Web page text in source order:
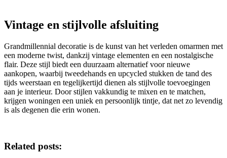
Vintage en stijlvolle afsluiting
Grandmillennial decoratie is de kunst van het verleden omarmen met
een moderne twist, dankzij vintage elementen en een nostalgische
flair. Deze stijl biedt een duurzaam alternatief voor nieuwe
aankopen, waarbij tweedehands en upcycled stukken de tand des
tijds weerstaan en tegelijkertijd dienen als stijlvolle toevoegingen
aan je interieur. Door stijlen vakkundig te mixen en te matchen,
krijgen woningen een uniek en persoonlijk tintje, dat net zo levendig
is als degenen die erin wonen.
Related posts: